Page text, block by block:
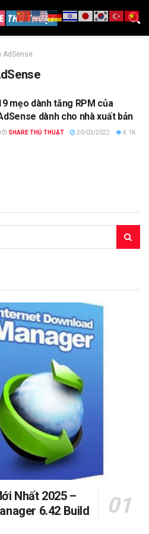
AdSense
mẹo dành tăng RPM của
dành cho nhà xuất bản
SHARE THỦ THUẬT 20/03/2022 4.1K
Nhất 2025 –
6.42 Build